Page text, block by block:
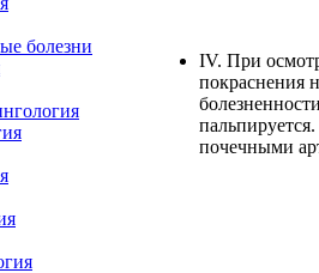
болезни
IV. При
покраснения
почечными